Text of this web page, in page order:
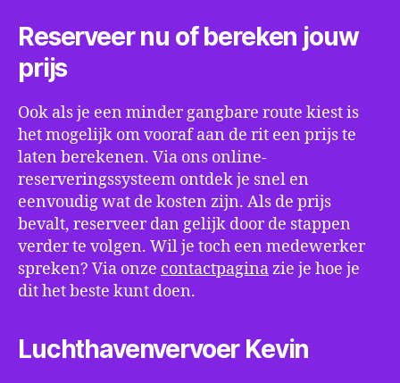
Reserveer nu of bereken jouw
prijs
Ook als je een minder gangbare route kiest is
het mogelijk om vooraf aan de rit een prijs te
laten berekenen. Via ons online-
reserveringssysteem ontdek je snel en
eenvoudig wat de kosten zijn. Als de prijs
bevalt, reserveer dan gelijk door de stappen
verder te volgen. Wil je toch een medewerker
spreken? Via onze contactpaginazie je hoe je
dit het beste kunt doen.
Luchthavenvervoer Kevin